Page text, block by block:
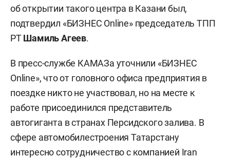
об открытии такого центра в Казани был,
подтвердил «БИЗНЕС Online» председатель ТПП
РТШамиль Агеев.
В пресс-службе КАМАЗа уточнили «БИЗНЕС
Online», что от головного офиса предприятия в
поездке никто не участвовал, но на месте к
работе присоединился представитель
автогиганта в странах Персидского залива. В
сфере автомобилестроения Татарстану
интересно сотрудничество с компанией Iran